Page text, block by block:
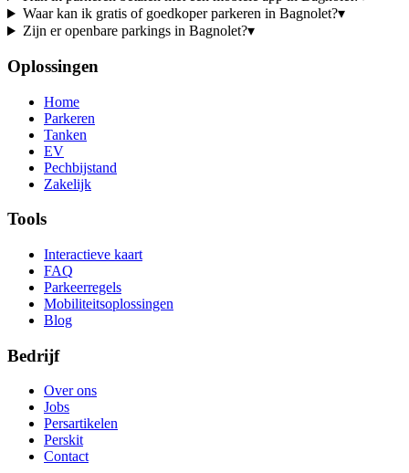
Waar kan ik gratis of goedkoper parkeren in Bagnolet?▾
Zijn er openbare parkings in Bagnolet?▾
Oplossingen
Home
Parkeren
Tanken
EV
Pechbijstand
Zakelijk
Tools
Interactieve kaart
FAQ
Parkeerregels
Mobiliteitsoplossingen
Blog
Bedrijf
Over ons
Jobs
Persartikelen
Perskit
Contact